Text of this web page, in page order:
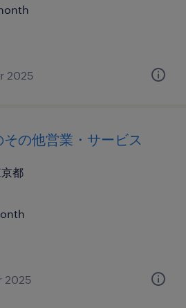
2025
の他営業・サービス
都
2025